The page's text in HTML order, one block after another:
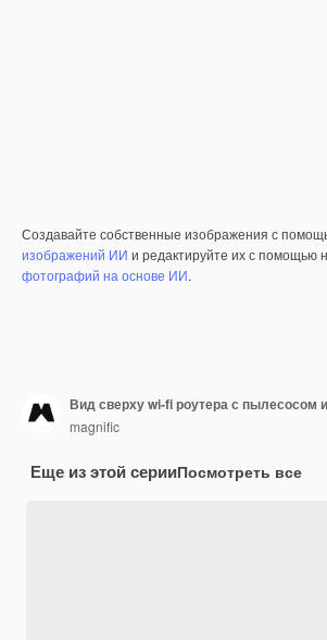
Создавайте собственные изображения с
изображений ИИ и редактируйте их с помощью
фотографий на основе ИИ.
magnific
Еще из этой серииПосмотреть все